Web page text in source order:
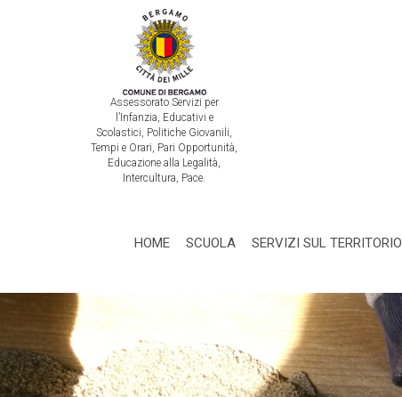
Assessorato Servizi per
l’Infanzia, Educativi e
Scolastici, Politiche Giovanili,
Tempi e Orari, Pari Opportunità,
Educazione alla Legalità,
Intercultura, Pace.
HOME SCUOLA SERVIZI SUL TERRITORIO